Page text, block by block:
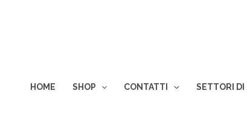
HOME SHOP CONTATTI SETTORI